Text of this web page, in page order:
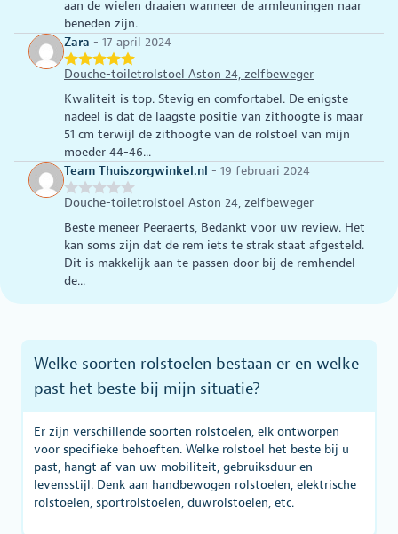
gekozen
worden
productpagina
aan de wielen draaien wanneer de armleuningen naar
beneden zijn.
Zara - 17 april 2024
Douche-toiletrolstoel Aston 24, zelfbeweger
Kwaliteit is top. Stevig en comfortabel. De enigste
nadeel is dat de laagste positie van zithoogte is maar
51 cm terwijl de zithoogte van de rolstoel van mijn
moeder 44-46...
Team Thuiszorgwinkel.nl - 19 februari 2024
Douche-toiletrolstoel Aston 24, zelfbeweger
Beste meneer Peeraerts, Bedankt voor uw review. Het
kan soms zijn dat de rem iets te strak staat afgesteld.
Dit is makkelijk aan te passen door bij de remhendel
de...
Welke soorten rolstoelen bestaan er en welke
past het beste bij mijn situatie?
Er zijn verschillende soorten rolstoelen, elk ontworpen
voor specifieke behoeften. Welke rolstoel het beste bij u
past, hangt af van uw mobiliteit, gebruiksduur en
levensstijl. Denk aan handbewogen rolstoelen, elektrische
rolstoelen, sportrolstoelen, duwrolstoelen, etc.